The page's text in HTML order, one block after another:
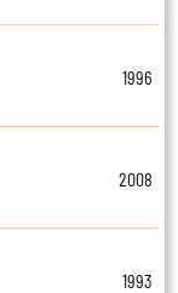
1996
2008
1993